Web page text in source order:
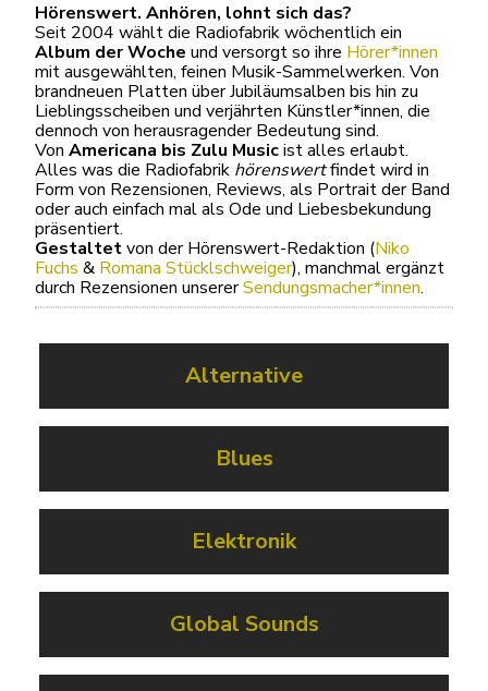
Hörenswert. Anhören, lohnt sich das?
Seit 2004 wählt die Radiofabrik wöchentlich ein
Album der Woche und versorgt so ihre Hörer*innen
mit ausgewählten, feinen Musik-Sammelwerken. Von
brandneuen Platten über Jubiläumsalben bis hin zu
Lieblingsscheiben und verjährten Künstler*innen, die
dennoch von herausragender Bedeutung sind.
Von Americana bis Zulu Musicist alles erlaubt.
Alles was die Radiofabrik hörenswertfindet wird in
Form von Rezensionen, Reviews, als Portrait der Band
oder auch einfach mal als Ode und Liebesbekundung
präsentiert.
Gestaltetvon der Hörenswert-Redaktion (Niko
Fuchs & Romana Stücklschweiger), manchmal ergänzt
durch Rezensionen unsererSendungsmacher*innen.
Alternative
Blues
Elektronik
Global Sounds